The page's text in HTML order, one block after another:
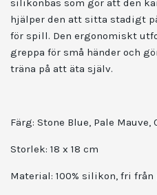
silikonbas som gör att den
hjälper den att sitta stadigt
för spill. Den ergonomiskt
greppa för små händer och
träna på att äta själv.
Färg: Stone Blue, Pale Mauve,
Storlek: 18 x 18 cm
Material: 100% silikon, fri från